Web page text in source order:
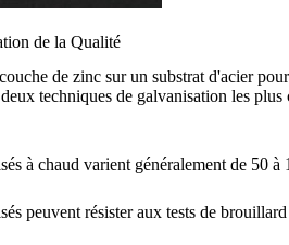
de la Qualité
de zinc sur un substrat d'acier
techniques de galvanisation les
à chaud varient généralement de 50
peuvent résister aux tests de